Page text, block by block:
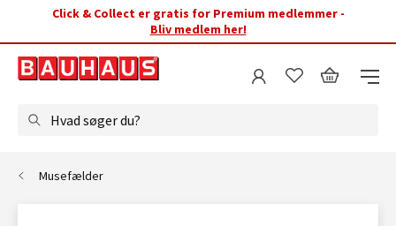
Click & Collect er gratis for Premium medlemmer -
Bliv medlem her!
Hvad søger du?
Musefælder